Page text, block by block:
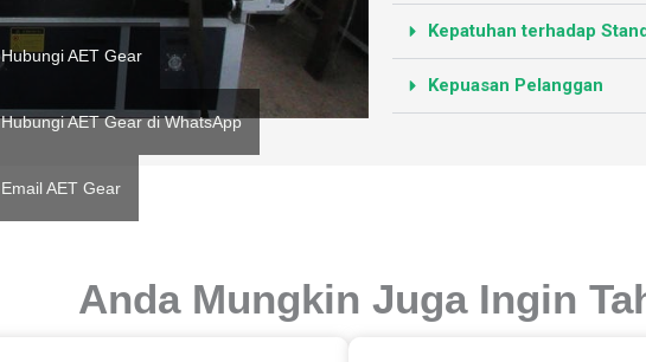
Kepatuhan terhadap
Kepuasan Pelanggan
Anda Mungkin Juga Ingin
Hubungi AET Gear
Hubungi AET Gear di WhatsApp
Email AET Gear